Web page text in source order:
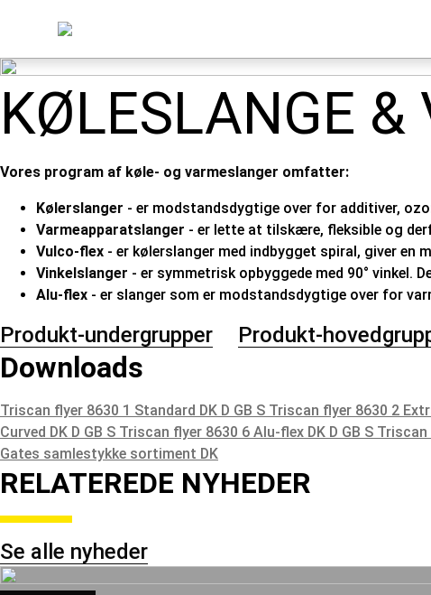
KØLESLANGE &
Vores program af køle- og varmeslanger omfatter:
Kølerslanger - er modstandsdygtige over for additiver,
Varmeapparatslanger - er lette at tilskære, fleksible og
Vulco-flex - er kølerslanger med indbygget spiral, giver
Vinkelslanger - er symmetrisk opbyggede med 90° vinkel.
Alu-flex - er slanger som er modstandsdygtige over for
Produkt-undergrupper Produkt-
Downloads
Triscan flyer 8630 1 Standard DK D GB S Triscan flyer 8630 2
Curved DK D GB S Triscan flyer 8630 6 Alu-flex DK D GB S Triscan
Gates samlestykke sortiment DK
RELATEREDE NYHEDER
Se alle nyheder